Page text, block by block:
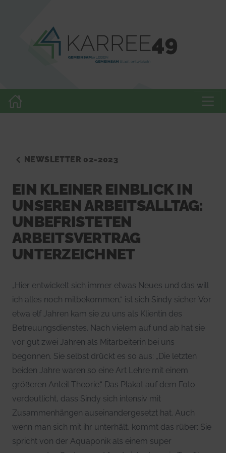
NEWSLETTER 02-2023
EIN KLEINER EINBLICK IN
UNSEREN ARBEITSALLTAG:
UNBEFRISTETEN
ARBEITSVERTRAG
UNTERZEICHNET
„Hier entwickelt sich immer etwas Neues und das will
ich alles noch mitbekommen,“ ist sich Sindy sicher. Vor
etwa elf Jahren kam sie zu uns als Klientin des
Betreuungsdienstes. Nach vielem auf und ab hat sie
vor gut zwei Jahren als Mitarbeiterin bei uns
begonnen. Sie selbst drückt es so aus: „Die letzten
beiden Jahre waren so eine Art Lehre mit einem
größeren Anteil Theorie.“ Das Plakat auf dem Foto
verdeutlicht, dass Sindy sich intensiv mit
Zusammenhängen auseinandergesetzt hat. Auch
wenn man sich mit ihr unterhält, kommt das rüber: Sie
spricht von der Aquaponik als einem super